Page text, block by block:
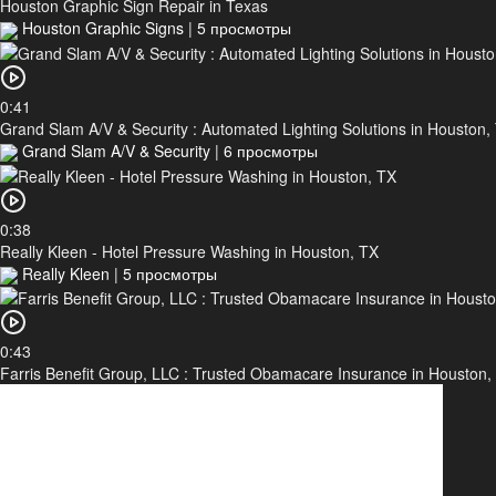
Houston Graphic Sign Repair in Texas
Houston Graphic Signs | 5 просмотры
0:41
Grand Slam A/V & Security : Automated Lighting Solutions in Houston,
Grand Slam A/V & Security | 6 просмотры
0:38
Really Kleen - Hotel Pressure Washing in Houston, TX
Really Kleen | 5 просмотры
0:43
Farris Benefit Group, LLC : Trusted Obamacare Insurance in Houston,